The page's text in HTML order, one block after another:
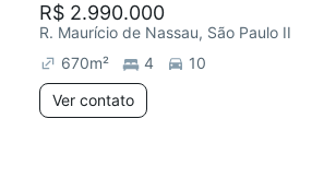
R$ 2.990.000
R. Maurício de Nassau, São Paulo II
670m² 4
10
Ver contato